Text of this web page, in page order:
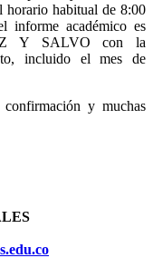
horario habitual de 8:00
informe académico es
Y SALVO con la
incluido el mes de
confirmación y muchas